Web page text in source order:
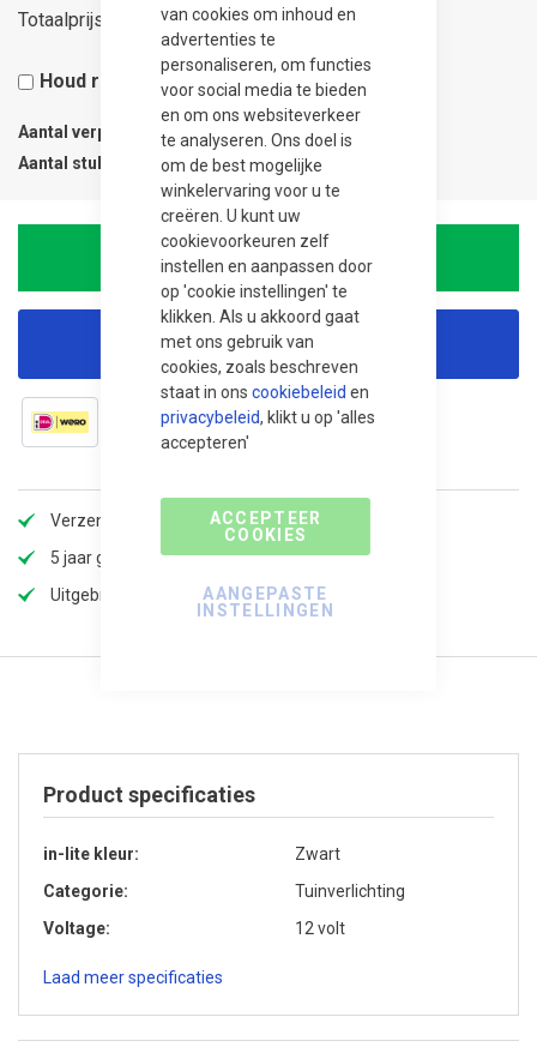
van cookies om inhoud en
advertenties te
personaliseren, om functies
voor social media te bieden
en om ons websiteverkeer
te analyseren. Ons doel is
om de best mogelijke
winkelervaring voor u te
creëren. U kunt uw
cookievoorkeuren zelf
instellen en aanpassen door
op 'cookie instellingen' te
klikken. Als u akkoord gaat
met ons gebruik van
cookies, zoals beschreven
staat in ons cookiebeleid en
privacybeleid, klikt u op 'alles
accepteren'
ACCEPTEER
COOKIES
AANGEPASTE
INSTELLINGEN
Totaalprijs 86,50
Houd rekening met 5% snijverlies
Aantal verpakkingen
1
Aantal stuks
In Winkelwagen
Korting aanvragen
Verzendkosten slechts €5,99, gratis vanaf 100,-!
5 jaar garantie
Uitgebreid assortiment
Product specificaties
in-lite kleur
Zwart
Categorie
Tuinverlichting
Voltage
12 volt
Laad meer specificaties